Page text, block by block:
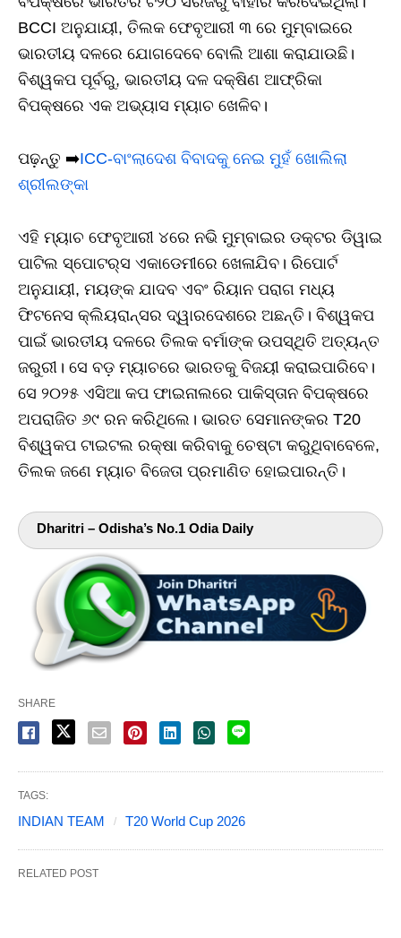
BCCI ଅନୁଯାୟୀ, ତିଲକ ଫେବୃଆରୀ ୩ ରେ ମୁମ୍ବାଇରେ
ଭାରତୀୟ ଦଳରେ ଯୋଗଦେବେ ବୋଲି ଆଶା କରାଯାଉଛି।
ବିଶ୍ୱକପ ପୂର୍ବରୁ, ଭାରତୀୟ ଦଳ ଦକ୍ଷିଣ ଆଫ୍ରିକା
ବିପକ୍ଷରେ ଏକ ଅଭ୍ୟାସ ମ୍ୟାଚ ଖେଳିବ।
ପଢ଼ନ୍ତୁ ➡️ICC-ବାଂଲାଦେଶ ବିବାଦକୁ ନେଇ ମୁହଁ ଖୋଲିଲା
ଶ୍ରୀଲଙ୍କା
ଏହି ମ୍ୟାଚ ଫେବୃଆରୀ ୪ରେ ନଭି ମୁମ୍ବାଇର ଡକ୍ଟର ଡିୱାଇ
ପାଟିଲ ସ୍ପୋଟର୍‌ସ ଏକାଡେମୀରେ ଖେଳାଯିବ। ରିପୋର୍ଟ
ଅନୁଯାୟୀ, ମୟଙ୍କ ଯାଦବ ଏବଂ ରିୟାନ ପରାଗ ମଧ୍ୟ
ଫିଟନେସ କ୍ଲିୟରାନ୍ସର ଦ୍ୱାରଦେଶରେ ଅଛନ୍ତି। ବିଶ୍ୱକପ
ପାଇଁ ଭାରତୀୟ ଦଳରେ ତିଲକ ବର୍ମାଙ୍କ ଉପସ୍ଥିତି ଅତ୍ୟନ୍ତ
ଜରୁରୀ। ସେ ବଡ଼ ମ୍ୟାଚରେ ଭାରତକୁ ବିଜୟୀ କରାଇପାରିବେ।
ସେ ୨୦୨୫ ଏସିଆ କପ ଫାଇନାଲରେ ପାକିସ୍ତାନ ବିପକ୍ଷରେ
ଅପରାଜିତ ୬୯ ରନ କରିଥିଲେ। ଭାରତ ସେମାନଙ୍କର T20
ବିଶ୍ୱକପ ଟାଇଟଲ ରକ୍ଷା କରିବାକୁ ଚେଷ୍ଟା କରୁଥିବାବେଳେ,
ତିଲକ ଜଣେ ମ୍ୟାଚ ବିଜେତା ପ୍ରମାଣିତ ହୋଇପାରନ୍ତି।
Dharitri – Odisha’s No.1 Odia Daily
SHARE
TAGS:
INDIAN TEAM T20 World Cup 2026
RELATED POST